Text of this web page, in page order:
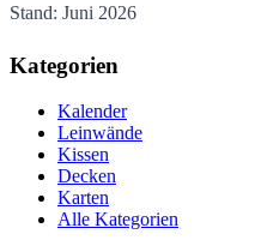
Stand: Juni 2026
Kategorien
Kalender
Leinwände
Kissen
Decken
Karten
Alle Kategorien